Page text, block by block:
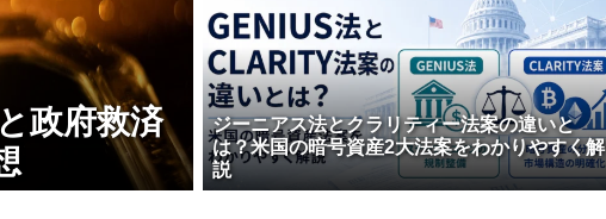
政府救済
ジーニアス法とクラリティー法案の違いと
は？米国の暗号資産2大法案をわかりやすく解
説